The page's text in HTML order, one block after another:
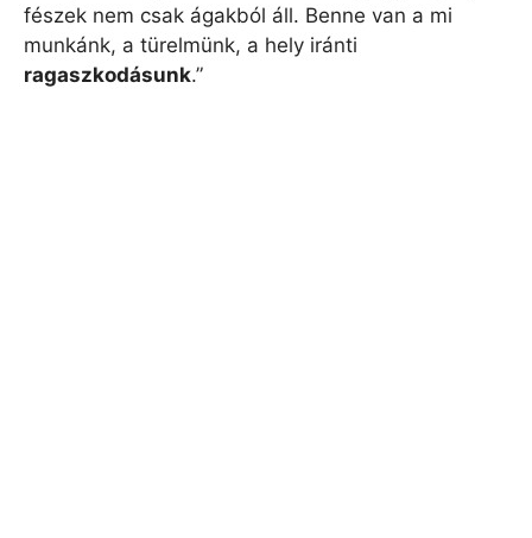
fészek nem csak ágakból áll. Benne van a mi
munkánk, a türelmünk, a hely iránti
ragaszkodásunk.”